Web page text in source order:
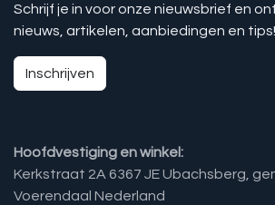
Schrijf je in voor onze nieuwsbrief en
nieuws, artikelen, aanbiedingen en tips!
Inschrijven
Hoofdvestiging en winkel:
Kerkstraat 2A 6367 JE Ubachsberg,
Voerendaal Nederland